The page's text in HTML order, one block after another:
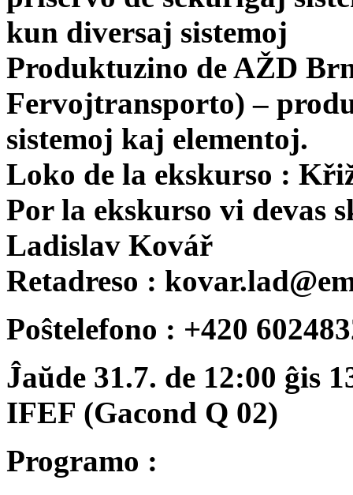
kun diversaj sistemoj
Produktuzino de AŽD
Fervojtransporto) –
sistemoj kaj elementoj.
Loko de la ekskurso :
Por la ekskurso vi devas
Ladislav Kovář
Retadreso :
Poŝtelefono : +420
Ĵaŭde 31.7. de 12:00 ĝis
IFEF (Gacond Q 02)
Programo :